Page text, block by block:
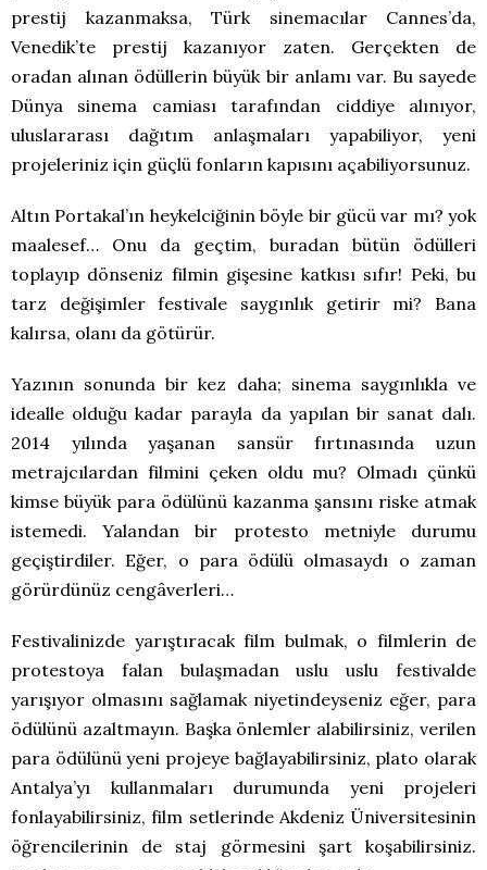
prestij kazanmaksa, Türk sinemacılar Cannes’da,
Venedik’te prestij kazanıyor zaten. Gerçekten de
oradan alınan ödüllerin büyük bir anlamı var. Bu sayede
Dünya sinema camiası tarafından ciddiye alınıyor,
uluslararası dağıtım anlaşmaları yapabiliyor, yeni
projeleriniz için güçlü fonların kapısını açabiliyorsunuz.
Altın Portakal’ın heykelciğinin böyle bir gücü var mı? yok
maalesef… Onu da geçtim, buradan bütün ödülleri
toplayıp dönseniz filmin gişesine katkısı sıfır! Peki, bu
tarz değişimler festivale saygınlık getirir mi? Bana
kalırsa, olanı da götürür.
Yazının sonunda bir kez daha; sinema saygınlıkla ve
idealle olduğu kadar parayla da yapılan bir sanat dalı.
2014 yılında yaşanan sansür fırtınasında uzun
metrajcılardan filmini çeken oldu mu? Olmadı çünkü
kimse büyük para ödülünü kazanma şansını riske atmak
istemedi. Yalandan bir protesto metniyle durumu
geçiştirdiler. Eğer, o para ödülü olmasaydı o zaman
görürdünüz cengâverleri…
Festivalinizde yarıştıracak film bulmak, o filmlerin de
protestoya falan bulaşmadan uslu uslu festivalde
yarışıyor olmasını sağlamak niyetindeyseniz eğer, para
ödülünü azaltmayın. Başka önlemler alabilirsiniz, verilen
para ödülünü yeni projeye bağlayabilirsiniz, plato olarak
Antalya’yı kullanmaları durumunda yeni projeleri
fonlayabilirsiniz, film setlerinde Akdeniz Üniversitesinin
öğrencilerinin de staj görmesini şart koşabilirsiniz.